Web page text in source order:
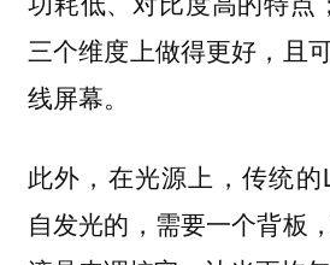
三个维度上做得更好，且
线屏幕。
此外，在光源上，传统的
自发光的，需要一个背板